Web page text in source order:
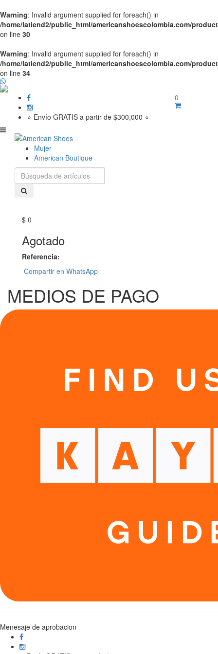
Warning: Invalid argument supplied for foreach() in
/home/latiend2/public_html/americanshoescolombia.com/
on line 30
Warning: Invalid argument supplied for foreach() in
/home/latiend2/public_html/americanshoescolombia.com/
on line 34
⭐ Envío GRATIS a partir de $300,000 ⭐
0
Mujer
American Boutique
$ 0
Agotado
Referencia:
Compartir en WhatsApp
MEDIOS DE PAGO
Menesaje de aprobacion